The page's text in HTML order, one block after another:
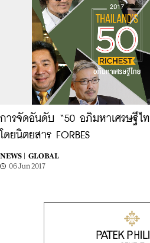
การจัดอันดับ “50 อภิมหาเศรษฐีไ
โดยนิตยสาร FORBES
NEWS |
GLOBAL
06 Jun 2017